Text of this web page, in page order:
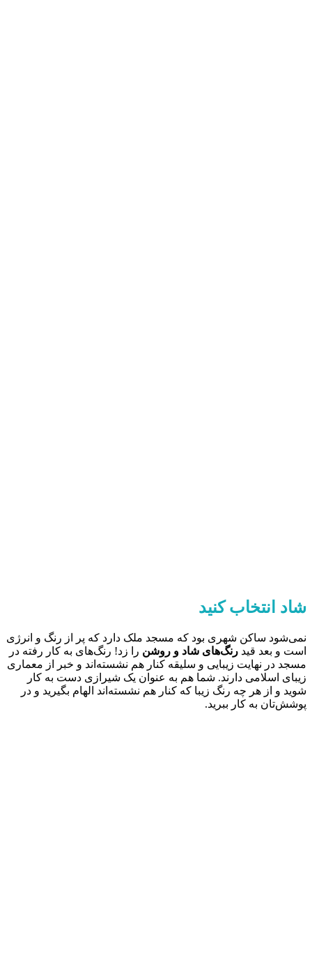
شاد انتخاب کنید
نمی‌شود ساکن شهری بود که مسجد ملک دارد که پر از رنگ و انرژی
است و بعد قید رنگ‌های شاد و روشن را زد! رنگ‌های به کار رفته در
مسجد در نهایت زیبایی‌ و سلیقه کنار هم نشسته‌اند و خبر از معماری
زیبای اسلامی دارند. شما هم به عنوان یک شیرازی دست به کار
شوید و از هر چه رنگ زیبا که کنار هم نشسته‌اند الهام بگیرید و در
پوشش‌تان به کار ببرید.